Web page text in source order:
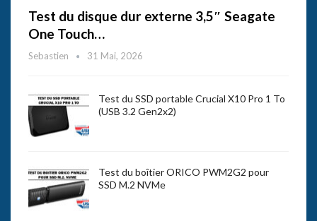
Test du disque dur externe 3,5″ Seagate
One Touch…
Sebastien 31 Mai, 2026
Test du SSD portable Crucial X10 Pro 1 To
(USB 3.2 Gen2x2)
Test du boîtier ORICO PWM2G2 pour
SSD M.2 NVMe